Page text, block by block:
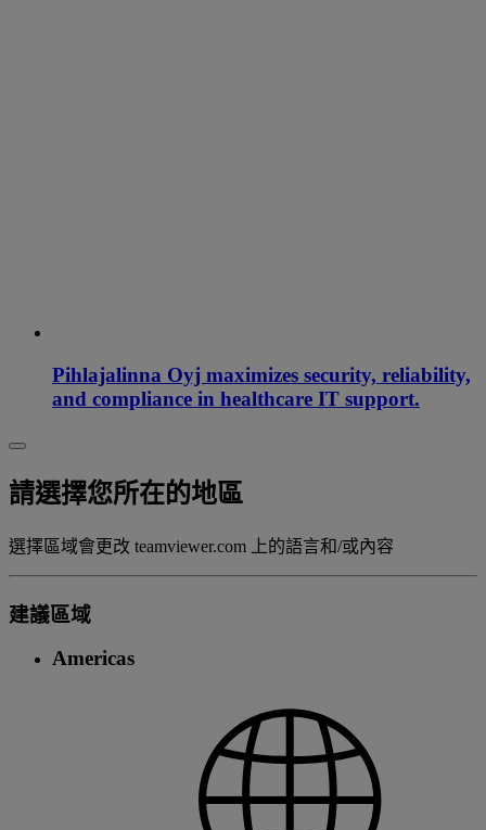
Pihlajalinna Oyj maximizes security, reliability,
and compliance in healthcare IT support.
請選擇您所在的地區
選擇區域會更改 teamviewer.com 上的語言和/或內容
建議區域
Americas